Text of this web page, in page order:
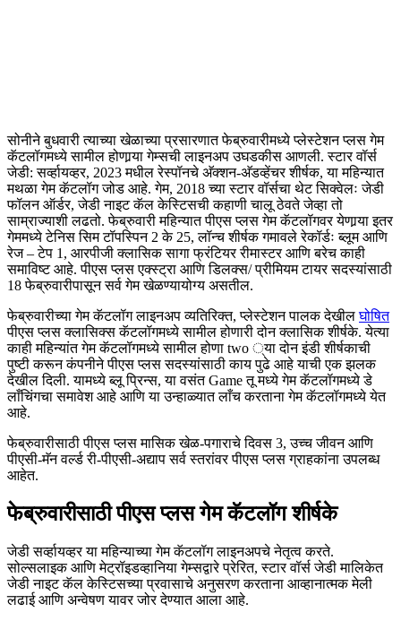
सोनीने बुधवारी त्याच्या खेळाच्या प्रसारणात फेब्रुवारीमध्ये प्लेस्टेशन प्लस गेम
कॅटलॉगमध्ये सामील होणार्‍या गेम्सची लाइनअप उघडकीस आणली. स्टार वॉर्स
जेडी: सर्व्हायव्हर, 2023 मधील रेस्पॉनचे अ‍ॅक्शन-अ‍ॅडव्हेंचर शीर्षक, या महिन्यात
मथळा गेम कॅटलॉग जोड आहे. गेम, 2018 च्या स्टार वॉर्सचा थेट सिक्वेलः जेडी
फॉलन ऑर्डर, जेडी नाइट कॅल केस्टिसची कहाणी चालू ठेवते जेव्हा तो
साम्राज्याशी लढतो. फेब्रुवारी महिन्यात पीएस प्लस गेम कॅटलॉगवर येणार्‍या इतर
गेममध्ये टेनिस सिम टॉपस्पिन 2 के 25, लॉन्च शीर्षक गमावले रेकॉर्डः ब्लूम आणि
रेज – टेप 1, आरपीजी क्लासिक सागा फ्रंटियर रीमास्टर आणि बरेच काही
समाविष्ट आहे. पीएस प्लस एक्स्ट्रा आणि डिलक्स/ प्रीमियम टायर सदस्यांसाठी
18 फेब्रुवारीपासून सर्व गेम खेळण्यायोग्य असतील.
फेब्रुवारीच्या गेम कॅटलॉग लाइनअप व्यतिरिक्त, प्लेस्टेशन पालक देखीलघोषित
पीएस प्लस क्लासिक्स कॅटलॉगमध्ये सामील होणारी दोन क्लासिक शीर्षके. येत्या
काही महिन्यांत गेम कॅटलॉगमध्ये सामील होणा two ्या दोन इंडी शीर्षकाची
पुष्टी करून कंपनीने पीएस प्लस सदस्यांसाठी काय पुढे आहे याची एक झलक
देखील दिली. यामध्ये ब्लू प्रिन्स, या वसंत Game तू मध्ये गेम कॅटलॉगमध्ये डे
लाँचिंगचा समावेश आहे आणि या उन्हाळ्यात लाँच करताना गेम कॅटलॉगमध्ये येत
आहे.
फेब्रुवारीसाठी पीएस प्लस मासिक खेळ-पगाराचे दिवस 3, उच्च जीवन आणि
पीएसी-मॅन वर्ल्ड री-पीएसी-अद्याप सर्व स्तरांवर पीएस प्लस ग्राहकांना उपलब्ध
आहेत.
फेब्रुवारीसाठी पीएस प्लस गेम कॅटलॉग शीर्षके
जेडी सर्व्हायव्हर या महिन्याच्या गेम कॅटलॉग लाइनअपचे नेतृत्व करते.
सोल्सलाइक आणि मेट्रॉइडव्हानिया गेम्सद्वारे प्रेरित, स्टार वॉर्स जेडी मालिकेत
जेडी नाइट कॅल केस्टिसच्या प्रवासाचे अनुसरण करताना आव्हानात्मक मेली
लढाई आणि अन्वेषण यावर जोर देण्यात आला आहे.